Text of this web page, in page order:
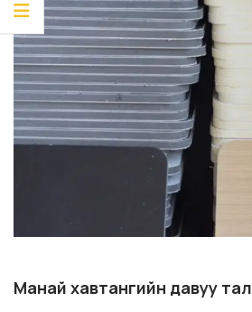
Манай хавтангийн давуу тал